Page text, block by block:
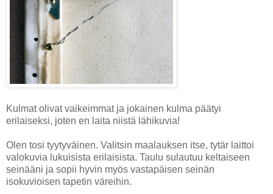
Kulmat olivat vaikeimmat ja jokainen kulma päätyi
erilaiseksi, joten en laita niistä lähikuvia!
Olen tosi tyytyväinen. Valitsin maalauksen itse, tytär laittoi
valokuvia lukuisista erilaisista. Taulu sulautuu keltaiseen
seinääni ja sopii hyvin myös vastapäisen seinän
isokuvioisen tapetin väreihin.